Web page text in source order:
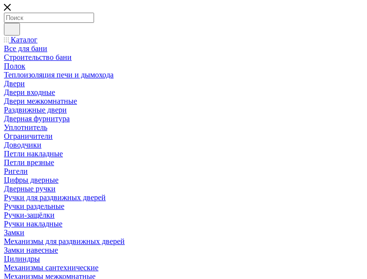
Каталог
Все для бани
Строительство бани
Полок
Теплоизоляция печи и дымохода
Двери
Двери входные
Двери межкомнатные
Раздвижные двери
Дверная фурнитура
Уплотнитель
Ограничители
Доводчики
Петли накладные
Петли врезные
Ригели
Цифры дверные
Дверные ручки
Ручки для раздвижных дверей
Ручки раздельные
Ручки-защёлки
Ручки накладные
Замки
Механизмы для раздвижных дверей
Замки навесные
Цилиндры
Механизмы сантехнические
Механизмы межкомнатные